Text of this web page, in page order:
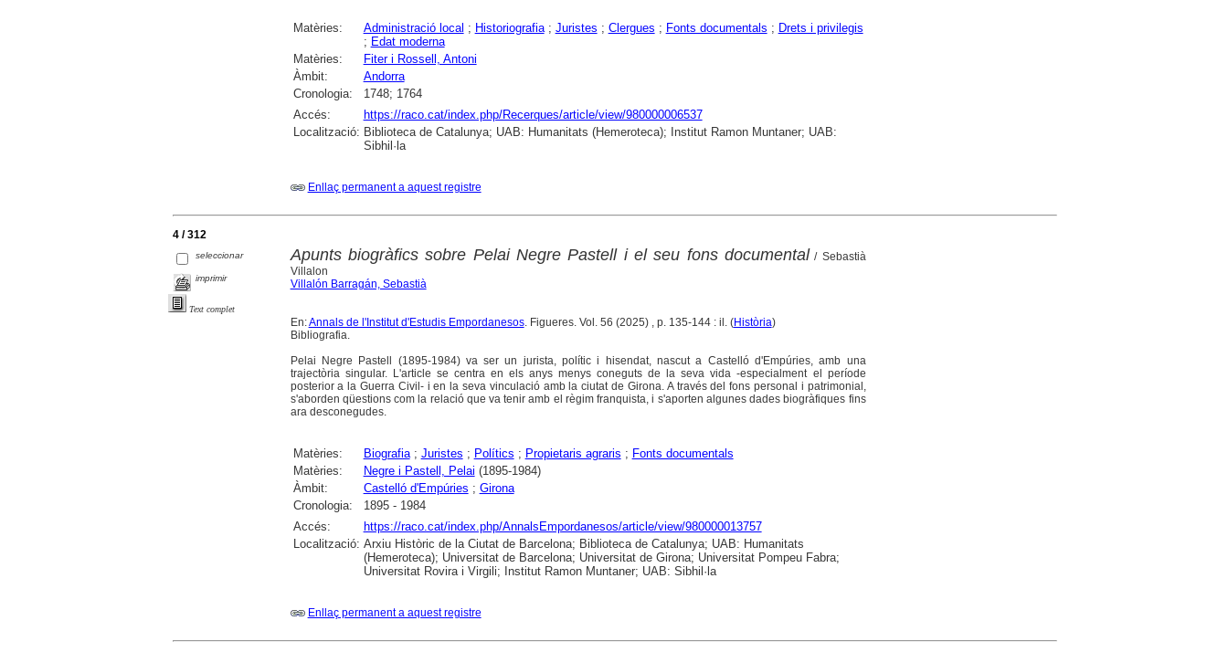
Matèries: Administració local ; Historiografia; Juristes ; Clergues ; Fonts documentals ; Drets i privilegis
; Edat moderna
Matèries:
Fiter i Rossell, Antoni
Àmbit:
Andorra
Cronologia:
1748; 1764
Accés:
https://raco.cat/index.php/Recerques/article/view/980000006537
Localització: Biblioteca de Catalunya; UAB: Humanitats (Hemeroteca); Institut Ramon Muntaner; UAB:
Sibhil·la
Enllaç permanent a aquest registre
4 / 312
seleccionar
imprimir
Text complet
Apunts biogràfics sobre Pelai Negre Pastell i el seu fons documental/ Sebastià
Villalon
Villalón Barragán, Sebastià
En:Annals de l'Institut d'Estudis Empordanesos. Figueres. Vol. 56 (2025) , p. 135-144 : il. (Història)
Bibliografia.
Pelai Negre Pastell (1895-1984) va ser un jurista, polític i hisendat, nascut a Castelló d'Empúries, amb una
trajectòria singular. L'article se centra en els anys menys coneguts de la seva vida -especialment el període
posterior a la Guerra Civil- i en la seva vinculació amb la ciutat de Girona. A través del fons personal i patrimonial,
s'aborden qüestions com la relació que va tenir amb el règim franquista, i s'aporten algunes dades biogràfiques fins
ara desconegudes.
Matèries: Biografia; Juristes ; Polítics ; Propietaris agraris ; Fonts documentals
Matèries:
Negre i Pastell, Pelai (1895-1984)
Àmbit:
Castelló d'Empúries ; Girona
Cronologia:
1895 - 1984
Accés:
https://raco.cat/index.php/AnnalsEmpordanesos/article/view/980000013757
Localització: Arxiu Històric de la Ciutat de Barcelona; Biblioteca de Catalunya; UAB: Humanitats
(Hemeroteca); Universitat de Barcelona; Universitat de Girona; Universitat Pompeu Fabra;
Universitat Rovira i Virgili; Institut Ramon Muntaner; UAB: Sibhil·la
Enllaç permanent a aquest registre